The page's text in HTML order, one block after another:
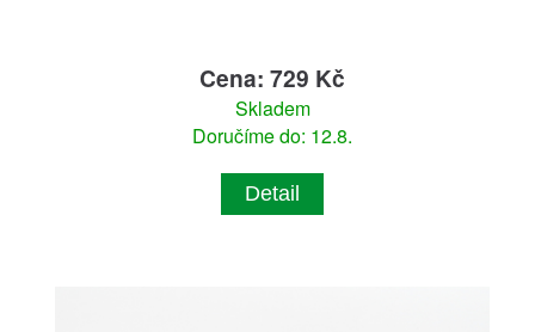
Cena: 729 Kč
Skladem
Doručíme do: 12.8.
Detail